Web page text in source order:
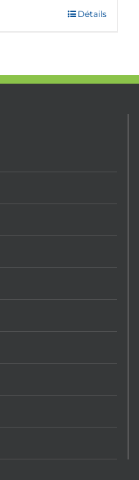
Détails